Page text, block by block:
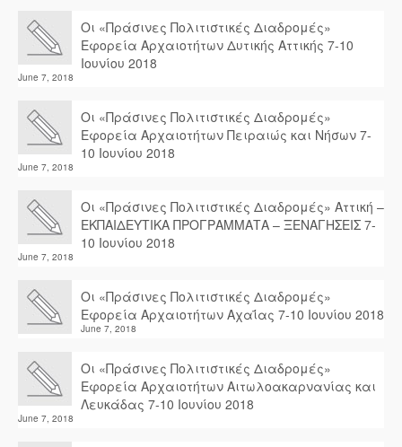
Οι «Πράσινες Πολιτιστικές Διαδρομές»
Εφορεία Αρχαιοτήτων Δυτικής Αττικής 7-10
Ιουνίου 2018
June 7, 2018
Οι «Πράσινες Πολιτιστικές Διαδρομές»
Εφορεία Αρχαιοτήτων Πειραιώς και Νήσων 7-
10 Ιουνίου 2018
June 7, 2018
Οι «Πράσινες Πολιτιστικές Διαδρομές» Αττική –
ΕΚΠΑΙΔΕΥΤΙΚΑ ΠΡΟΓΡΑΜΜΑΤΑ – ΞΕΝΑΓΗΣΕΙΣ 7-
10 Ιουνίου 2018
June 7, 2018
Οι «Πράσινες Πολιτιστικές Διαδρομές»
Εφορεία Αρχαιοτήτων Αχαΐας 7-10 Ιουνίου 2018
June 7, 2018
Οι «Πράσινες Πολιτιστικές Διαδρομές»
Εφορεία Αρχαιοτήτων Αιτωλοακαρνανίας και
Λευκάδας 7-10 Ιουνίου 2018
June 7, 2018